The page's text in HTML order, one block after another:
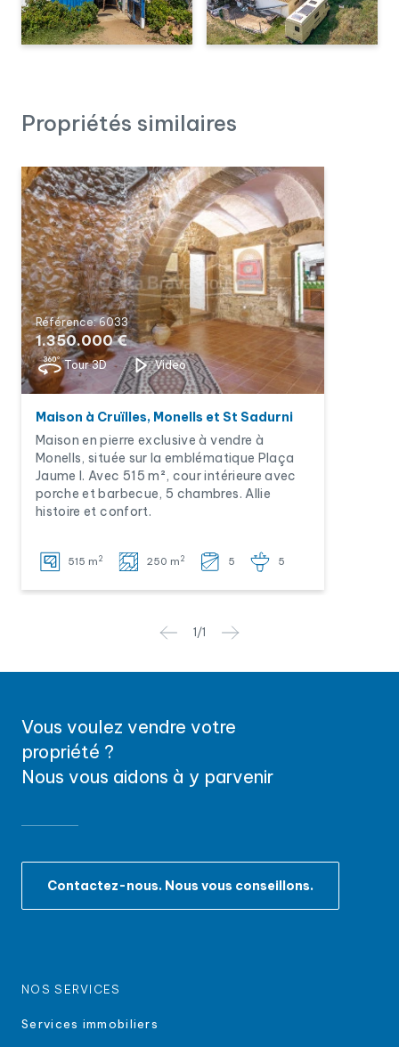
Propriétés similaires
Référence: 6033
1.350.000 €
Tour 3D Video
Maison à Cruïlles, Monells et St Sadurni
Maison en pierre exclusive à vendre à
Monells, située sur la emblématique Plaça
Jaume I. Avec 515 m², cour intérieure avec
porche et barbecue, 5 chambres. Allie
histoire et confort.
515 m 2 250 m 2 5 5
1 /1
Vous voulez vendre votre
propriété ?
Nous vous aidons à y parvenir
Contactez-nous. Nous vous conseillons.
NOS SERVICES
Services immobiliers